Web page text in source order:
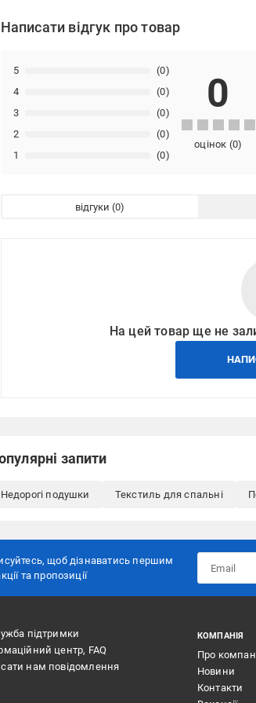
Написати відгук про товар
1 (0)
2 (0)
3 (0)
4 (0)
5 (0)
0
оцінок (0)
відгуки
На цей товар ще не
запити
Недорогі подушки Текстиль для спальні
щоб дізнаватись першим
та пропозиції
підтримки
центр, FAQ
нам повідомлення
КОМПАНІЯ
Про
Новини
Контакти